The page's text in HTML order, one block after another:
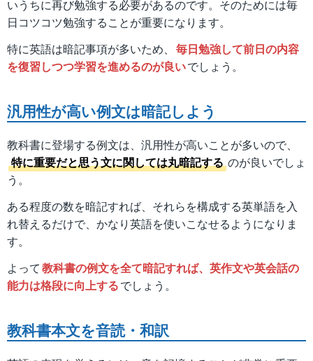
いうちに再び勉強する必要があるのです。そのためには毎
日コツコツ勉強することが重要になります。
特に英語は暗記事項が多いため、 毎日勉強して前日の内容
を復習しつつ学習を進めるのが良いでしょう。
汎用性が高い例文は暗記しよう
教科書に登場する例文は、汎用性が高いことが多いので、
特に重要だと思う文に関しては丸暗記する のが良いでしょ
う。
ある程度の数を暗記すれば、それらを構成する英単語を入
れ替えるだけで、かなり英語を使いこなせるようになりま
す。
よって教科書の例文を全て暗記すれば、英作文や英会話の
能力は格段に向上するでしょう。
教科書本文を音読・和訳